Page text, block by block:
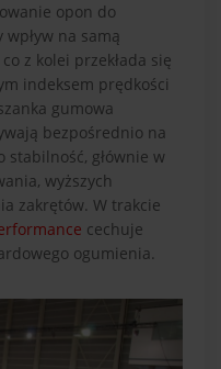
opon do
na samą
z kolei przekłada się
indeksem prędkości
gumowa
bezpośrednio na
stabilność, głównie w
wyższych
zakrętów. W trakcie
cechuje
ogumienia.